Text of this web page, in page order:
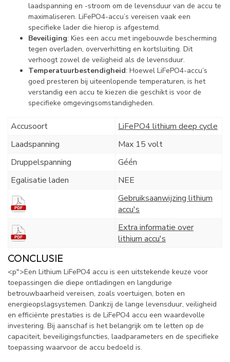
laadspanning en -stroom om de levensduur van de accu te
maximaliseren. LiFePO4-accu’s vereisen vaak een
specifieke lader die hierop is afgestemd.
Beveiliging: Kies een accu met ingebouwde bescherming
tegen overladen, oververhitting en kortsluiting. Dit
verhoogt zowel de veiligheid als de levensduur.
Temperatuurbestendigheid: Hoewel LiFePO4-accu’s
goed presteren bij uiteenlopende temperaturen, is het
verstandig een accu te kiezen die geschikt is voor de
specifieke omgevingsomstandigheden.
Accusoort
LiFePO4 lithium deep cycle
Laadspanning
Max 15 volt
Druppelspanning
Géén
Egalisatie laden
NEE
Gebruiksaanwijzing lithium
accu's
Extra informatie over
lithium accu's
CONCLUSIE
<p">Een Lithium LiFePO4 accu is een uitstekende keuze voor
toepassingen die diepe ontladingen en langdurige
betrouwbaarheid vereisen, zoals voertuigen, boten en
energieopslagsystemen. Dankzij de lange levensduur, veiligheid
en efficiënte prestaties is de LiFePO4 accu een waardevolle
investering. Bij aanschaf is het belangrijk om te letten op de
capaciteit, beveiligingsfuncties, laadparameters en de specifieke
toepassing waarvoor de accu bedoeld is.